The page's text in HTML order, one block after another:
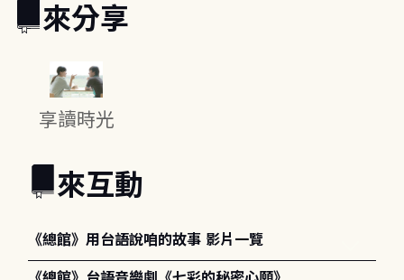
來分享
享讀時光
來互動
《總館》用台語說咱的故事 影片一覽